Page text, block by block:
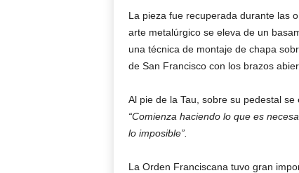
La pieza fue recuperada durante las
arte metalúrgico se eleva de un
una técnica de montaje de chapa
de San Francisco con los brazos
Al pie de la Tau, sobre su pedestal
“Comienza haciendo lo que es
lo imposible”.
La Orden Franciscana tuvo gran